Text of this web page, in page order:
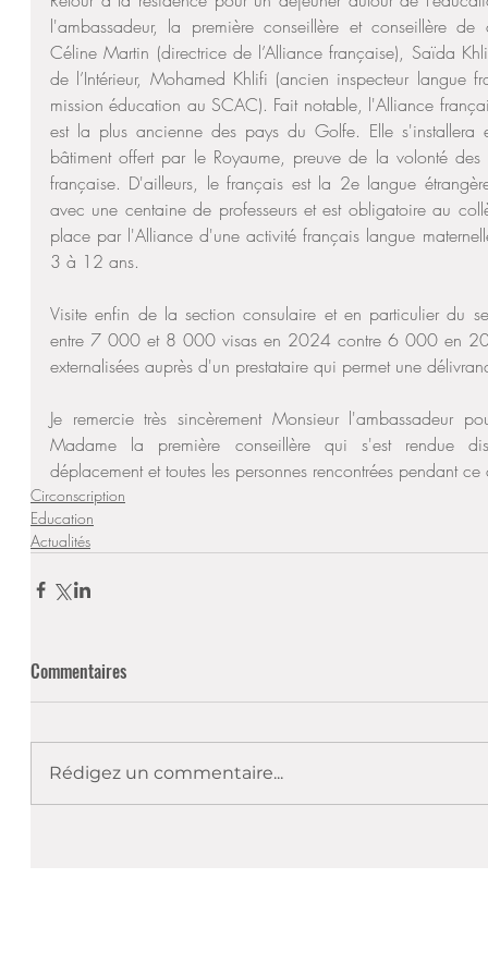
l'ambassadeur, la première conseillère et conseillère
Céline Martin (directrice de l’Alliance française), Saïda
de l’Intérieur, Mohamed Khlifi (ancien inspecteur langue
mission éducation au SCAC). Fait notable, l'Alliance
est la plus ancienne des pays du Golfe. Elle
bâtiment offert par le Royaume, preuve de la volonté
française. D'ailleurs, le français est la 2e langue
avec une centaine de professeurs et est obligatoire au
place par l'Alliance d'une activité français langue
3 à 12 ans.
Visite enfin de la section consulaire et en particulier du
entre 7 000 et 8 000 visas en 2024 contre 6 000 en
externalisées auprès d'un prestataire qui permet une
Je remercie très sincèrement Monsieur l'ambassadeur
Madame la première conseillère qui s'est rendue
déplacement et toutes les personnes rencontrées pendant
Circonscription
Education
Actualités
Commentaires
Rédigez un commentaire...